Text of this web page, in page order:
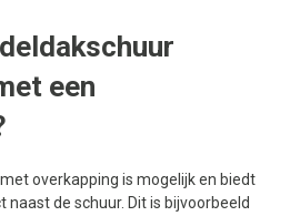
een
overkapping is mogelijk en biedt
naast de schuur. Dit is bijvoorbeeld